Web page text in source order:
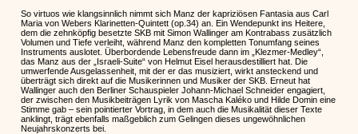
So virtuos wie klangsinnlich nimmt sich Manz der kapriziösen Fantasia aus Carl
Maria von Webers Klarinetten-Quintett (op.34) an. Ein Wendepunkt ins Heitere,
dem die zehnköpfig besetzte SKB mit Simon Wallinger am Kontrabass zusätzlich
Volumen und Tiefe verleiht, während Manz den kompletten Tonumfang seines
Instruments auslotet. Überbordende Lebensfreude dann im „Klezmer-Medley“,
das Manz aus der „Israeli-Suite“ von Helmut Eisel herausdestilliert hat. Die
umwerfende Ausgelassenheit, mit der er das musiziert, wirkt ansteckend und
überträgt sich direkt auf die Musikerinnen und Musiker der SKB. Erneut hat
Wallinger auch den Berliner Schauspieler Johann-Michael Schneider engagiert,
der zwischen den Musikbeiträgen Lyrik von Mascha Kaléko und Hilde Domin eine
Stimme gab – sein pointierter Vortrag, in dem auch die Musikalität dieser Texte
anklingt, trägt ebenfalls maßgeblich zum Gelingen dieses ungewöhnlichen
Neujahrskonzerts bei.